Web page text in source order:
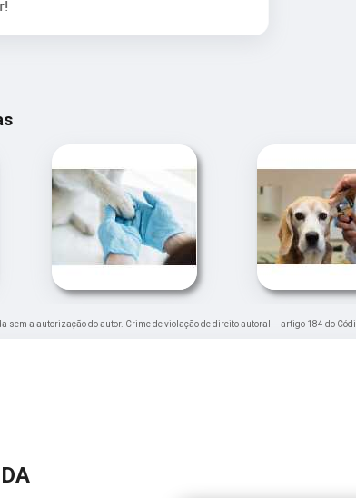
a autorização do autor. Crime de violação de direito autoral – artigo 184 do